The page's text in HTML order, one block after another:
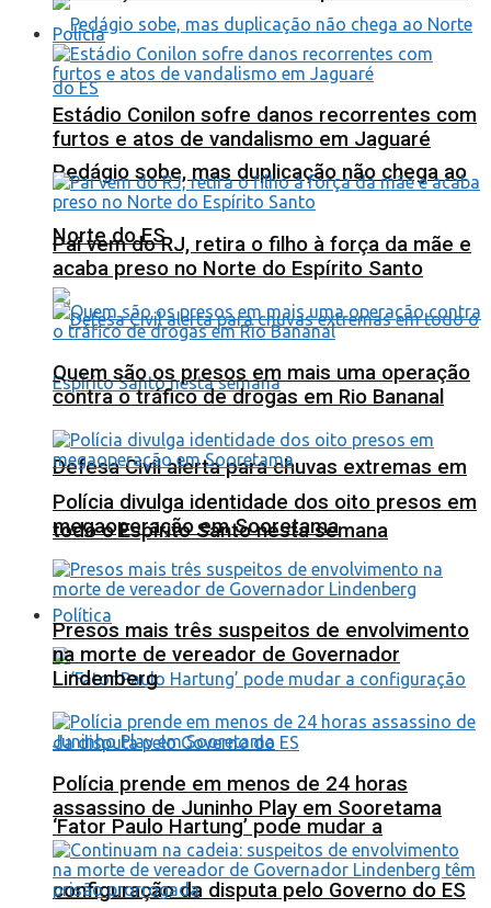
Pedágio sobe, mas duplicação não chega ao
Norte do ES
Defesa Civil alerta para chuvas extremas em
todo o Espírito Santo nesta semana
Política
‘Fator Paulo Hartung’ pode mudar a
configuração da disputa pelo Governo do ES
Polícia
Estádio Conilon sofre danos recorrentes com
furtos e atos de vandalismo em Jaguaré
Pai vem do RJ, retira o filho à força da mãe e
acaba preso no Norte do Espírito Santo
Quem são os presos em mais uma operação
contra o tráfico de drogas em Rio Bananal
Polícia divulga identidade dos oito presos em
megaoperação em Sooretama
Presos mais três suspeitos de envolvimento
na morte de vereador de Governador
Lindenberg
Polícia prende em menos de 24 horas
assassino de Juninho Play em Sooretama